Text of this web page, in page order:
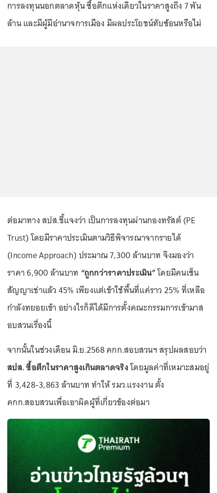
การลงทุนนอกตลาดหุ้น ซื้อตึกแห่งเดียวในราคาสูงถึง 7 พัน
ล้าน และมีผู้มีอำนาจการเมือง มีผลประโยชน์ทับซ้อนหรือไม่
ต่อมาทาง สปส.ชี้แจงว่า เป็นการลงทุนผ่านกองทรัสต์ (PE
Trust) โดยมีราคาประเมินตามวิธีพิจารณาจากรายได้
(Income Approach) ประมาณ 7,300 ล้านบาท จึงมองว่า
ราคา 6,900 ล้านบาท “ถูกกว่าราคาประเมิน”โดยมีคนเซ็น
สัญญาเช่าแล้ว 45% เพียงแต่เข้าใช้พื้นที่แค่ราว 25% ที่เหลือ
กำลังทยอยเข้า อย่างไรก็ดีได้มีการตั้งคณะกรรมการเข้ามาส
อบสวนเรื่องนี้
จากนั้นในช่วงเดือน มิ.ย.2568 คกก.สอบสวนฯ สรุปผลสอบว่า
สปส. ซื้อตึกในราคาสูงเกินตลาดจริงโดยมูลค่าที่เหมาะสมอยู่
ที่ 3,428-3,863 ล้านบาท ทำให้ รมว.แรงงาน ตั้ง
คกก.สอบสวนเพื่อเอาผิดผู้ที่เกี่ยวข้องต่อมา